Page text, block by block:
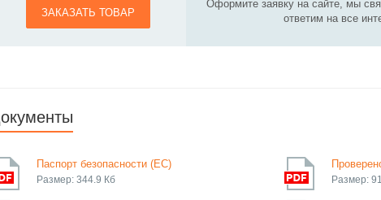
ЗАКАЗАТЬ ТОВАР
Оформите заявку на сайте, мы
ответим на все
Паспорт безопасности (ЕС)
Размер: 344.9 Кб Размер: